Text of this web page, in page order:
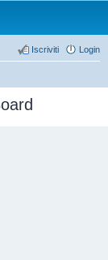
Login
Iscriviti